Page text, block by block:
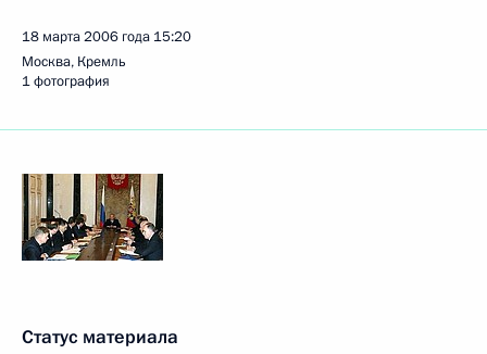
18 марта 2006 года 15:20
Москва, Кремль
1 фотография
Статус материала